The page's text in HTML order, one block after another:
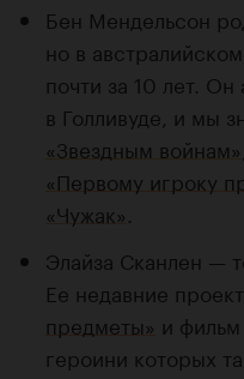
Бен Мендельсон
но в
почти за 10 лет. Он
в Голливуде, и мы
«Звездным войнам»
«Первому игроку
«Чужак»
Элайза Сканлен —
Ее недавние
предметы» и фильм
героини которых